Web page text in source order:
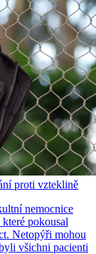
proti vzteklině
nemocnice
pokousal
Netopýři mohou
všichni pacienti